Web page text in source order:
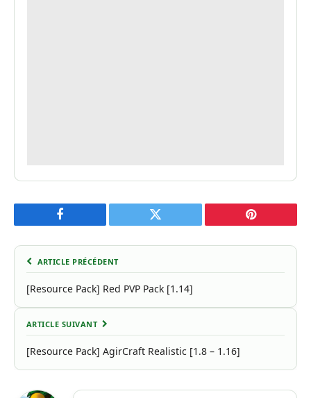
Facebook Twitter Pinterest
ARTICLE PRÉCÉDENT
[Resource Pack] Red PVP Pack [1.14]
ARTICLE SUIVANT
[Resource Pack] AgirCraft Realistic [1.8 – 1.16]